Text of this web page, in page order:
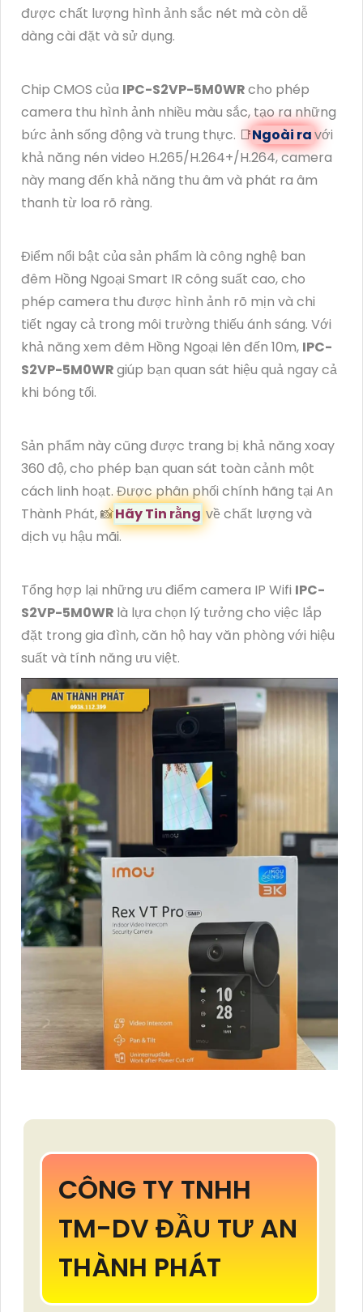
được chất lượng hình ảnh sắc nét mà còn dễ
dàng cài đặt và sử dụng.
Chip CMOS của IPC-S2VP-5M0WRcho phép
camera thu hình ảnh nhiều màu sắc, tạo ra những
bức ảnh sống động và trung thực. 📑Ngoài ravới
khả năng nén video H.265/H.264+/H.264, camera
này mang đến khả năng thu âm và phát ra âm
thanh từ loa rõ ràng.
Điểm nổi bật của sản phẩm là công nghệ ban
đêm Hồng Ngoại Smart IR công suất cao, cho
phép camera thu được hình ảnh rõ mịn và chi
tiết ngay cả trong môi trường thiếu ánh sáng. Với
khả năng xem đêm Hồng Ngoại lên đến 10m, IPC-
S2VP-5M0WRgiúp bạn quan sát hiệu quả ngay cả
khi bóng tối.
Sản phẩm này cũng được trang bị khả năng xoay
360 độ, cho phép bạn quan sát toàn cảnh một
cách linh hoạt. Được phân phối chính hãng tại An
Thành Phát, 📸Hãy Tin rằng về chất lượng và
dịch vụ hậu mãi.
Tổng hợp lại những ưu điểm camera IP Wifi IPC-
S2VP-5M0WR là lựa chọn lý tưởng cho việc lắp
đặt trong gia đình, căn hộ hay văn phòng với hiệu
suất và tính năng ưu việt.
CÔNG TY TNHH
TM-DV ĐẦU TƯ AN
THÀNH PHÁT